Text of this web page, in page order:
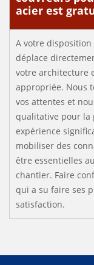
acier est
A votre disposition
déplace
votre architecture
appropriée. Nous
vos attentes et
qualitative pour la
expérience
mobiliser des
être essentielles
chantier. Faire
qui a su faire ses
satisfaction.